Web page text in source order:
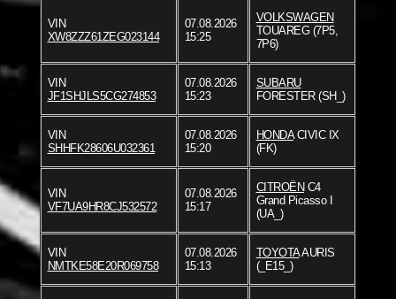
VIN
XW8ZZZ61ZEG023144
07.08.2026
15:25
VOLKSWAGEN
TOUAREG (7P5,
7P6)
VIN
JF1SHJLS5CG274853
07.08.2026
15:23
SUBARU
FORESTER (SH_)
VIN
SHHFK28606U032361
07.08.2026
15:20
HONDACIVIC IX
(FK)
VIN
VF7UA9HR8CJ532572
07.08.2026
15:17
CITROËN C4
Grand Picasso I
(UA_)
VIN
NMTKE58E20R069758
07.08.2026
15:13
TOYOTAAURIS
(_E15_)